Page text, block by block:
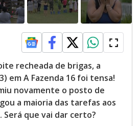
o
recheada de brigas, a
em A Fazenda 16 foi tensa!
novamente o posto de
a maioria das tarefas aos
Será que vai dar certo?